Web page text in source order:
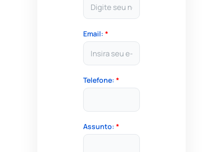
Email: *
Telefone: *
Assunto: *